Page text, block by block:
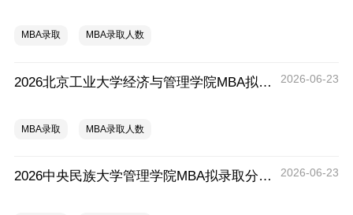
MBA录取 MBA录取人数
2026北京工业大学经济与管理学院MBA拟录取分析解读 2026-06-23
MBA录取 MBA录取人数
2026中央民族大学管理学院MBA拟录取分析解读 2026-06-23